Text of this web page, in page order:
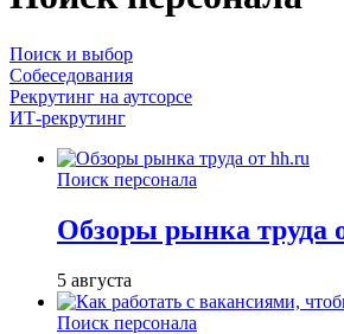
Поиск и выбор
Собеседования
Рекрутинг на аутсорсе
ИТ-рекрутинг
Поиск персонала
Обзоры рынка труда
5 августа
Поиск персонала